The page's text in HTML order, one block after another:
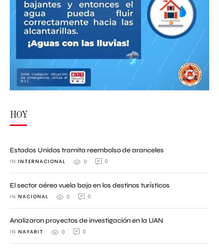
HOY
Estados Unidos tramita reembolso de aranceles
IN INTERNACIONAL 0 0
El sector aéreo vuela bajo en los destinos turísticos
IN NACIONAL 0 0
Analizaron proyectos de investigación en la UAN
IN NAYARIT 0 0